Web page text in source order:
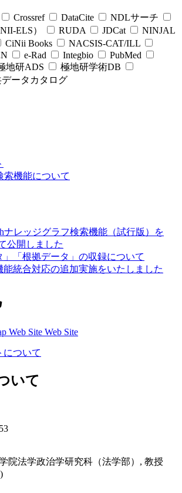
Crossref DataCite
NDLサーチ
ELS）
RUDA JDCat
NINJAL
CiNii Books
NACSIS-CAT/ILL
e-Rad Integbio
PubMed
地研ADS
極地研学術DB
ータカタログ
索機能について
ナレッジグラフ検索機能（試行版）を
公開しました
」「根拠データ」の収録について
能統合対応の追加実施をいたしました
Web Site Web Site
について
いて
院法学政治学研究科（法学部）, 教授